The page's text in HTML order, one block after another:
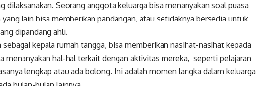
dilaksanakan. Seorang anggota keluarga bisa menanyakan soal puasa
lain bisa memberikan pandangan, atau setidaknya bersedia untuk
dipandang ahli.
sebagai kepala rumah tangga, bisa memberikan nasihat-nasihat kepada
menanyakan hal-hal terkait dengan aktivitas mereka, seperti pelajaran
lengkap atau ada bolong. Ini adalah momen langka dalam keluarga